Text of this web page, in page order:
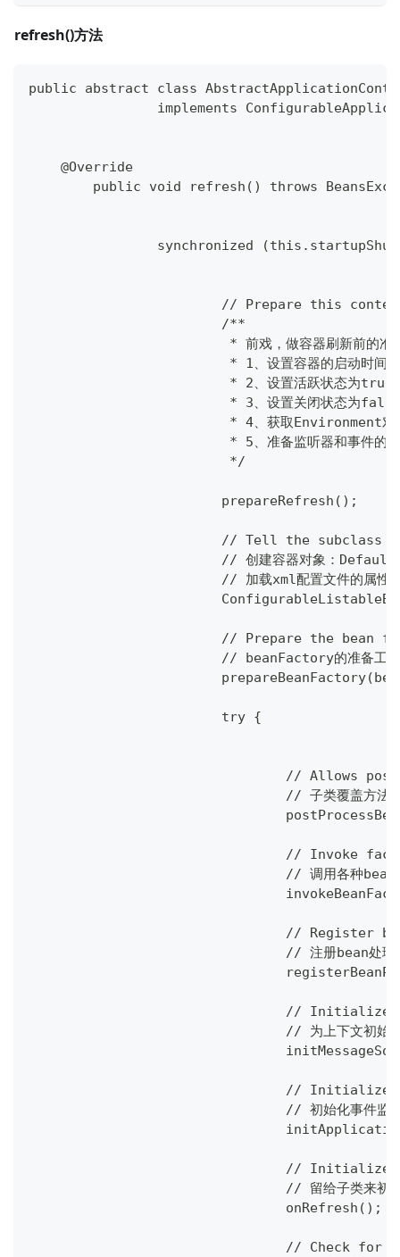
refresh()方法
public abstract class
implements
    @Override
public void refresh() throws
synchronized
// Prepare this
			/**
* 前戏，做容器刷新前的准
			 * 1、设置容器的启动时间
			 * 2、设置活跃状态为true
			 * 3、设置关闭状态为false
* 4、获取Environment
* 5、准备监听器和事件
			 */
			prepareRefresh();
// Tell the
// 创建容器对象：
// 加载xml配置文件的属
// Prepare the bean
// beanFactory的准备工
			try {
// Allows
// 子类覆盖
// Invoke
// 调用各种
//
// 注册bean
//
// 为上下文
//
// 初始化事件
//
// 留给子类来
				onRefresh();
// Check